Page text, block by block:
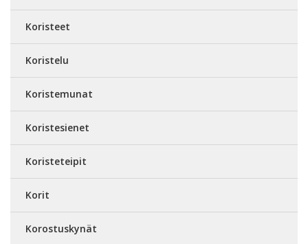
Koristeet
Koristelu
Koristemunat
Koristesienet
Koristeteipit
Korit
Korostuskynät